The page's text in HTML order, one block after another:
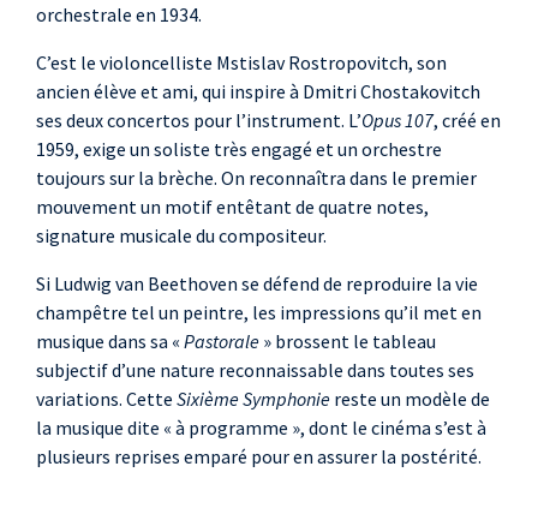
orchestrale en 1934.
C’est le violoncelliste Mstislav Rostropovitch, son
ancien élève et ami, qui inspire à Dmitri Chostakovitch
ses deux concertos pour l’instrument. L’Opus 107, créé en
1959, exige un soliste très engagé et un orchestre
toujours sur la brèche. On reconnaîtra dans le premier
mouvement un motif entêtant de quatre notes,
signature musicale du compositeur.
Si Ludwig van Beethoven se défend de reproduire la vie
champêtre tel un peintre, les impressions qu’il met en
musique dans sa « Pastorale » brossent le tableau
subjectif d’une nature reconnaissable dans toutes ses
variations. Cette Sixième Symphonie reste un modèle de
la musique dite « à programme », dont le cinéma s’est à
plusieurs reprises emparé pour en assurer la postérité.